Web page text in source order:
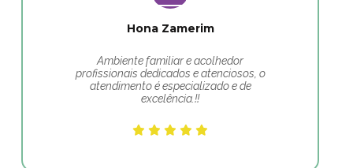
Hona Zamerim
Ambiente familiar e acolhedor
profissionais dedicados e atenciosos, o
atendimento é especializado e de
excelência.!!